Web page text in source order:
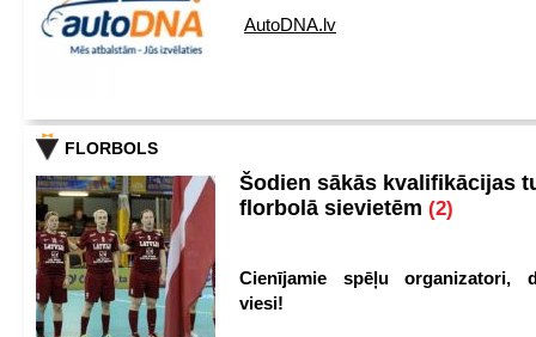
AutoDNA.lv
FLORBOLS
Šodien sākās kvalifikācijas
florbolā sievietēm (2)
Cienījamie spēļu organizatori,
viesi!